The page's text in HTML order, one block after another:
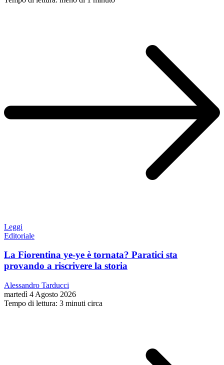
Leggi
Editoriale
La Fiorentina ye-ye è tornata? Paratici sta
provando a riscrivere la storia
Alessandro Tarducci
martedì 4 Agosto 2026
Tempo di lettura: 3 minuti circa